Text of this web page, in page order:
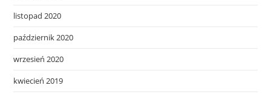
listopad 2020
październik 2020
wrzesień 2020
kwiecień 2019